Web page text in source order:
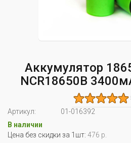
Аккумулятор
NCR18650B
Артикул:
01-016392
В наличии
Цена без скидки за 1шт: 476 р.